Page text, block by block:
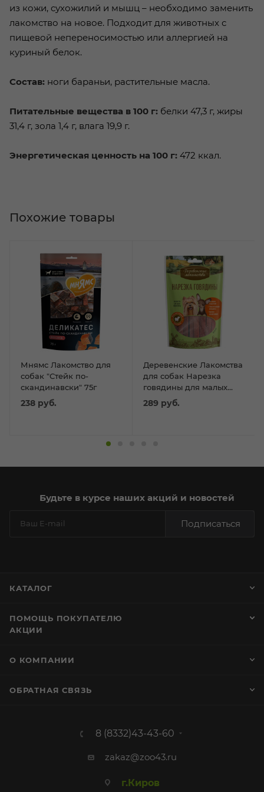
из кожи, сухожилий и мышц – необходимо заменить
лакомство на новое. Подходит для животных с
пищевой непереносимостью или аллергией на
куриный белок.
Состав: ноги бараньи, растительные масла.
Питательные вещества в 100 г: белки 47,3 г, жиры
31,4 г, зола 1,4 г, влага 19,9 г.
Энергетическая ценность на 100 г: 472 ккал.
Мнямс Лакомство для
собак "Стейк по-
скандинавски" 75г
238 руб.
Деревенские Лакомства
для собак Нарезка
говядины для малых
пород 55г
289 руб.
Похожие товары
Будьте в курсе наших акций и новостей
Подписаться
КАТАЛОГ
ПОМОЩЬ ПОКУПАТЕЛЮ
АКЦИИ
О КОМПАНИИ
ОБРАТНАЯ СВЯЗЬ
8 (8332)43-43-60
zakaz@zoo43.ru
г.Киров